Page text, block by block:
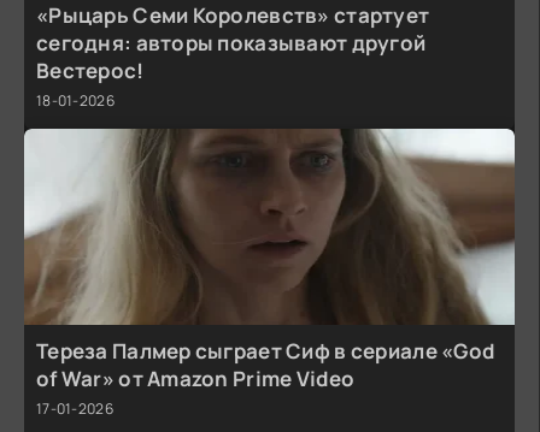
«Рыцарь Семи Королевств» стартует
сегодня: авторы показывают другой
Вестерос!
18-01-2026
Тереза Палмер сыграет Сиф в сериале «God
of War» от Amazon Prime Video
17-01-2026